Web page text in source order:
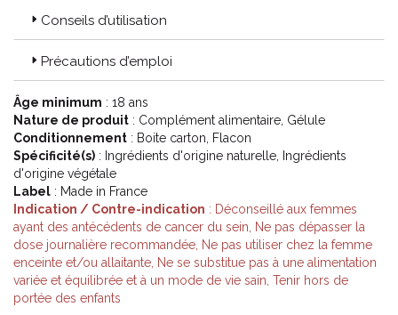
Prendre 1 gélule matin et soir au moment des repas avec un
grand verre d'eau.
RECOMMANDATIONS
Une durée d’utilisation d’au moins 20 jours est recommandée.
Un complément alimentaire ne doit pas se substituer à une
alimentation variée et équilibrée et à un mode de vie sain.
Réservé à l’adulte.
Déconseillé chez les femmes enceintes ou allaitantes.
Déconseillé chez les femmes ayant des antécédents
personnels ou familiaux de cancer du sein.
Un complément alimentaire ne doit pas se substituer à une
alimentation variée et équilibrée et à un mode de vie sain,
Ne pas dépasser la dose journalière recommandée,
Ne pas laisser à la portée des jeunes enfants,
À conserver à l'abri de la lumière, de la chaleur et de l'humidité.
Conseils d’utilisation
Précautions d’emploi
Âge minimum : 18 ans
Nature de produit : Complément alimentaire, Gélule
Conditionnement : Boite carton, Flacon
Spécificité(s) : Ingrédients d'origine naturelle, Ingrédients
d'origine végétale
Label : Made in France
Indication / Contre-indication : Déconseillé aux femmes
ayant des antécédents de cancer du sein, Ne pas dépasser la
dose journalière recommandée, Ne pas utiliser chez la femme
enceinte et/ou allaitante, Ne se substitue pas à une alimentation
variée et équilibrée et à un mode de vie sain, Tenir hors de
portée des enfants